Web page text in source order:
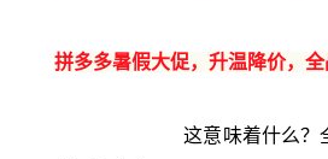
拼多多暑假大促，升温降价，
这意味着什么？